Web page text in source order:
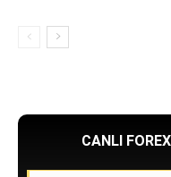
CANLI